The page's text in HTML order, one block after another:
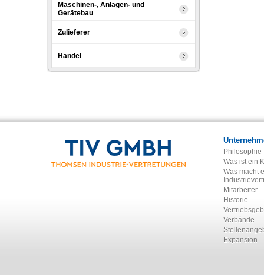
Maschinen-, Anlagen- und
Gerätebau
Zulieferer
Handel
Philosophie
Was ist ein
Was macht
Mitarbeiter
Historie
Verbände
Expansion